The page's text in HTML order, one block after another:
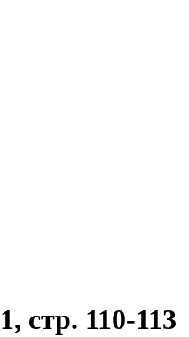
стр. 110-113